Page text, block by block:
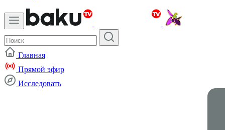
Главная
Прямой эфир
Исследовать